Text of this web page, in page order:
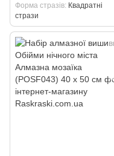
Форма стразів Квадратні
стрази